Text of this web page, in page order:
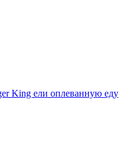
King ели оплеванную еду